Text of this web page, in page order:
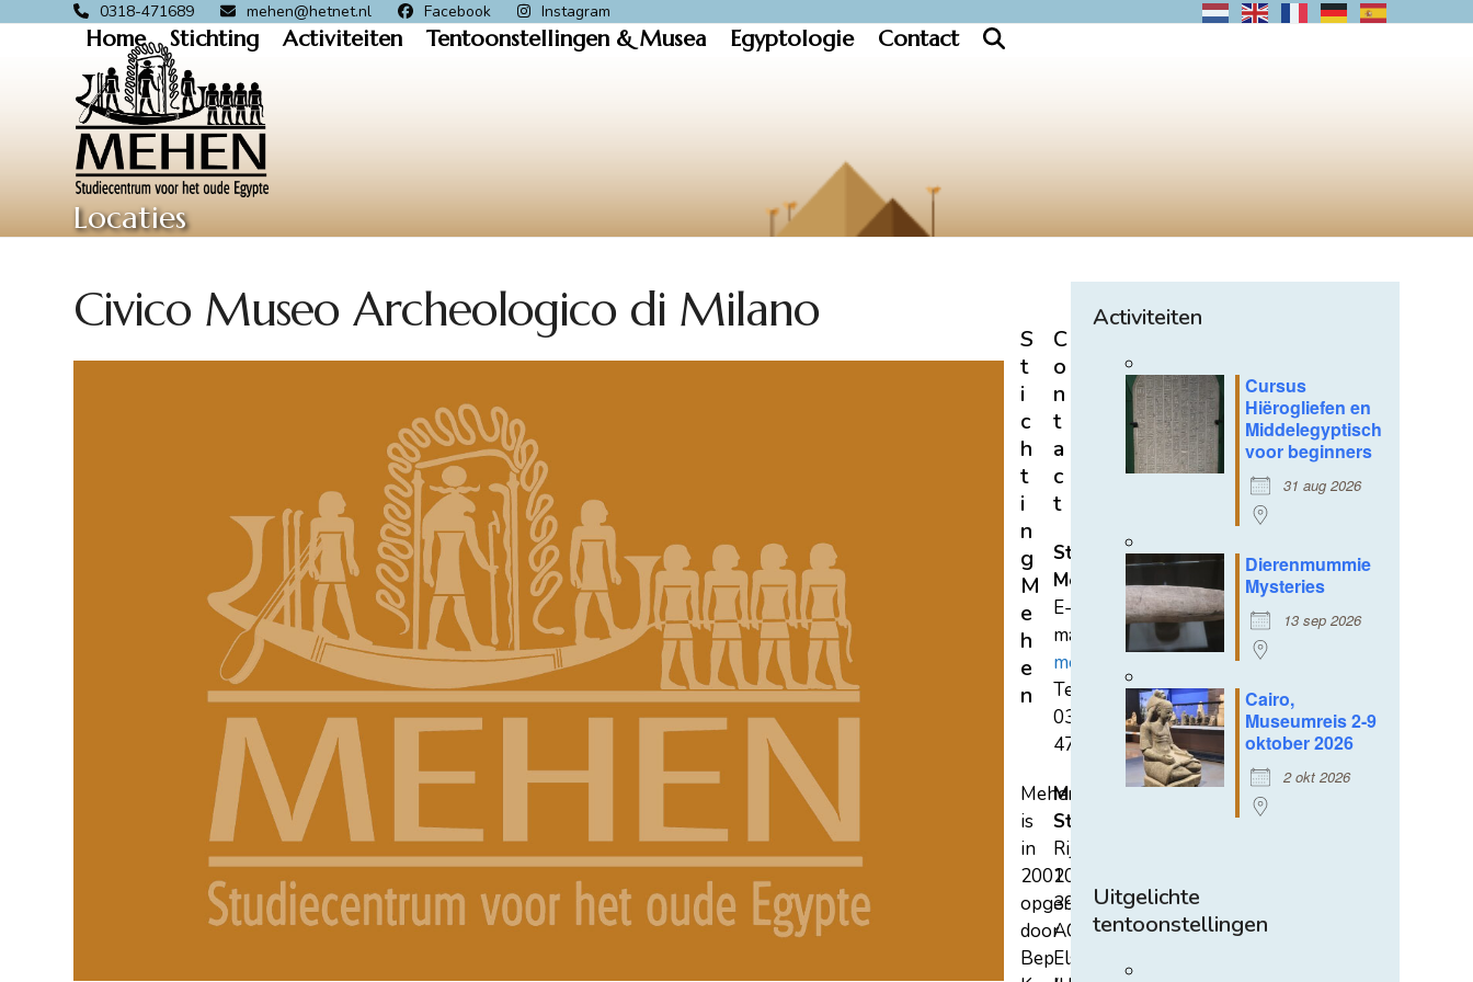
0318-471689 mehen@hetnet.nl Facebook Instagram
Home Stichting Activiteiten Tentoonstellingen & Musea Egyptologie Contact
Locaties
Civico Museo Archeologico di Milano Activiteiten
Cursus
Hiërogliefen en
Middelegyptisch
voor beginners
31 aug 2026
Dierenmummie
Mysteries
13 sep 2026
Cairo,
Museumreis 2-9
oktober 2026
2 okt 2026
Uitgelichte
tentoonstellingen
S
t
i
c
h
t
i
n
g
M
e
h
e
n
Mehen
is
in
2002
opgericht
door
Bep
C
o
n
t
a
c
t
Stichting
Mehen
E-
mail:
mehen@hetnet.nl
Tel.:
0318-
471689
Mehen
Studiecentrum
Rijksstraatweg
107A
3921
AC
Elst